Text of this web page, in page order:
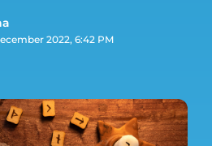
2022, 6:42 PM